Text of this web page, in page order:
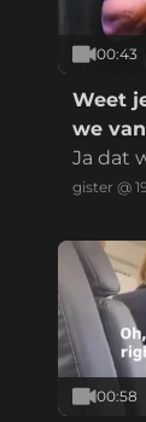
00:43
Weet
we
Ja dat
gister @
00:58